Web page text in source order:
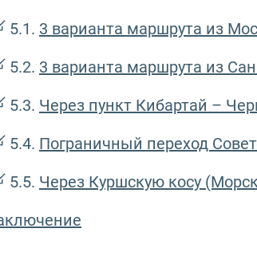
3 варианта маршрута из
3 варианта маршрута из
Через пункт Кибартай –
Пограничный переход
Через Куршскую косу